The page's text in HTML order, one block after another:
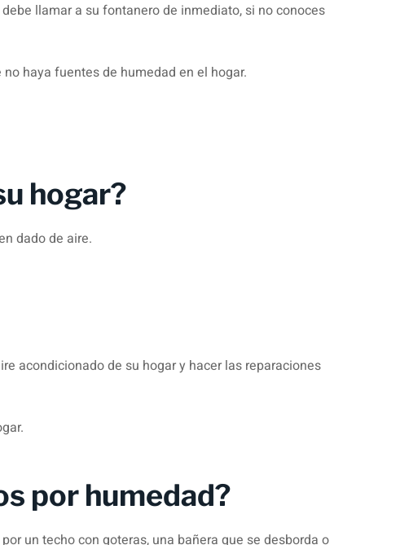
llamar a su fontanero de inmediato, si no conoces
haya fuentes de humedad en el hogar.
hogar?
dado de aire.
acondicionado de su hogar y hacer las reparaciones
por humedad?
un techo con goteras, una bañera que se desborda o